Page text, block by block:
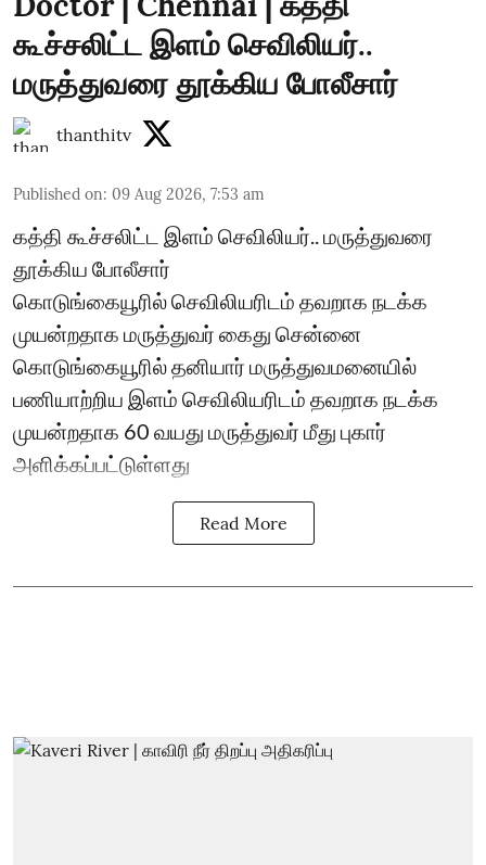
கூச்சலிட்ட இளம் செவிலியர்..
மருத்துவரை தூக்கிய போலீசார்
thanthitv
Published on: 09 Aug 2026, 7:53 am
கத்தி கூச்சலிட்ட இளம் செவிலியர்.. மருத்துவரை
தூக்கிய போலீசார்
கொடுங்கையூரில் செவிலியரிடம் தவறாக நடக்க
முயன்றதாக மருத்துவர் கைது சென்னை
கொடுங்கையூரில் தனியார் மருத்துவமனையில்
பணியாற்றிய இளம் செவிலியரிடம் தவறாக நடக்க
முயன்றதாக 60 வயது மருத்துவர் மீது புகார்
அளிக்கப்பட்டுள்ளது
Read More